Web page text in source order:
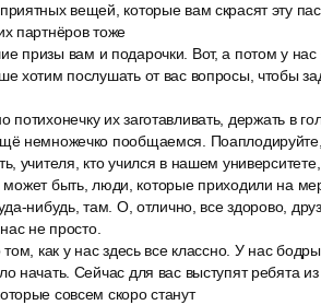
вещей, которые вам скрасят эту
партнёров тоже
призы вам и подарочки. Вот, а потом у
хотим послушать от вас вопросы, чтобы
потихонечку их заготавливать, держать в
немножечко пообщаемся.
учителя, кто учился в нашем
может быть, люди, которые приходили на
нибудь, там. О, отлично, все здорово,
не просто.
том, как у нас здесь все классно. У нас
начать. Сейчас для вас выступят ребята
совсем скоро станут